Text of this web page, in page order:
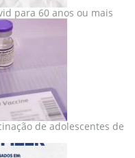
para 60 anos ou mais
de adolescentes de